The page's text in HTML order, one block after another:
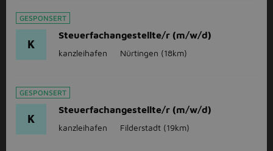
GESPONSERT
K
Steuerfachangestellte/r (m/w/d)
kanzleihafen Nürtingen (18km)
GESPONSERT
K
Steuerfachangestellte/r (m/w/d)
kanzleihafen Filderstadt (19km)